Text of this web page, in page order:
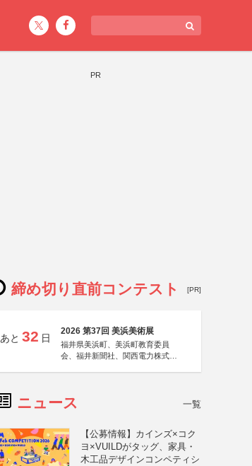
PR
締め切り直前コンテスト [PR]
あと 32 日
2026 第37回 美浜美術展
福井県美浜町、美浜町教育委員
会、福井新聞社、関西電力株式会
ニュース 一覧
【公募情報】カインズ×コク
ヨ×VUILDがタッグ、家具・
木工品デザインコンペティシ